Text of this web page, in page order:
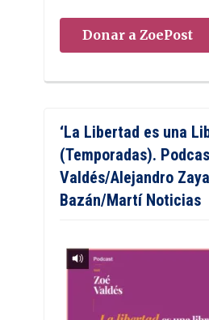
Donar a ZoePost
‘La Libertad es una
(Temporadas).
Valdés/Alejandro
Bazán/Martí Noticias